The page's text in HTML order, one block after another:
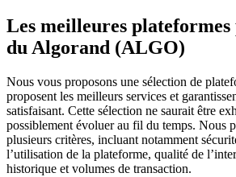
Les meilleures
du Algorand (ALGO)
Nous vous proposons une sélection de
proposent les meilleurs services et
satisfaisant. Cette sélection ne saurait être
possiblement évoluer au fil du temps. Nous
plusieurs critères, incluant notamment
l’utilisation de la plateforme, qualité de
historique et volumes de transaction.